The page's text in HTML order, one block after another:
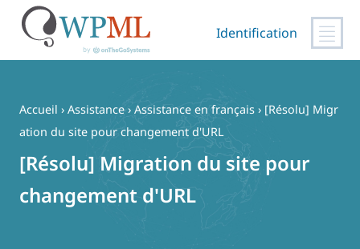
contenu
Identification
Accueil › Assistance › Assistance en français › [Résolu] Migr
ation du site pour changement d'URL
[Résolu] Migration du site pour
changement d'URL